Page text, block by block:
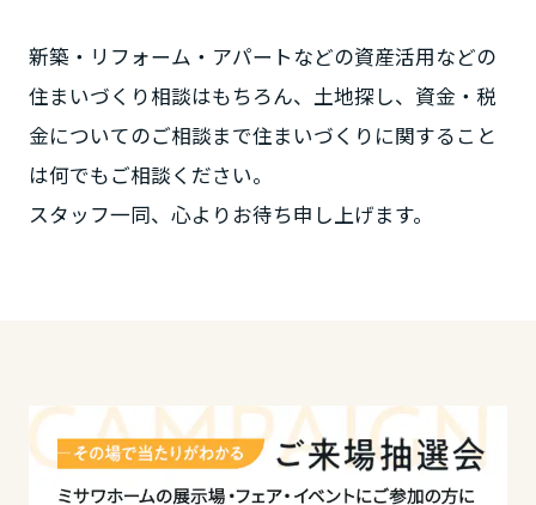
これから住まいをご検討の方
多彩な動画やこだわりが詰まった建築実例、注目の最新情報など、住
まいづくりを楽しく学べるデジタルラウンジです。
ホームラウンジ 新築・戸建て
ミサワゼネラルソリューション
ツや、ミサワホームからの大切なお知らせなど配信しています。
ミサワオーナーズクラブ
中途採用
障がい者採用
ウエルネス事業
新築・リフォーム・アパートなどの資産活用などの
住まいづくり相談はもちろん、土地探し、資金・税
金についてのご相談まで住まいづくりに関すること
は何でもご相談ください。
スタッフ一同、心よりお待ち申し上げます。
栃木県
群馬県
東京都